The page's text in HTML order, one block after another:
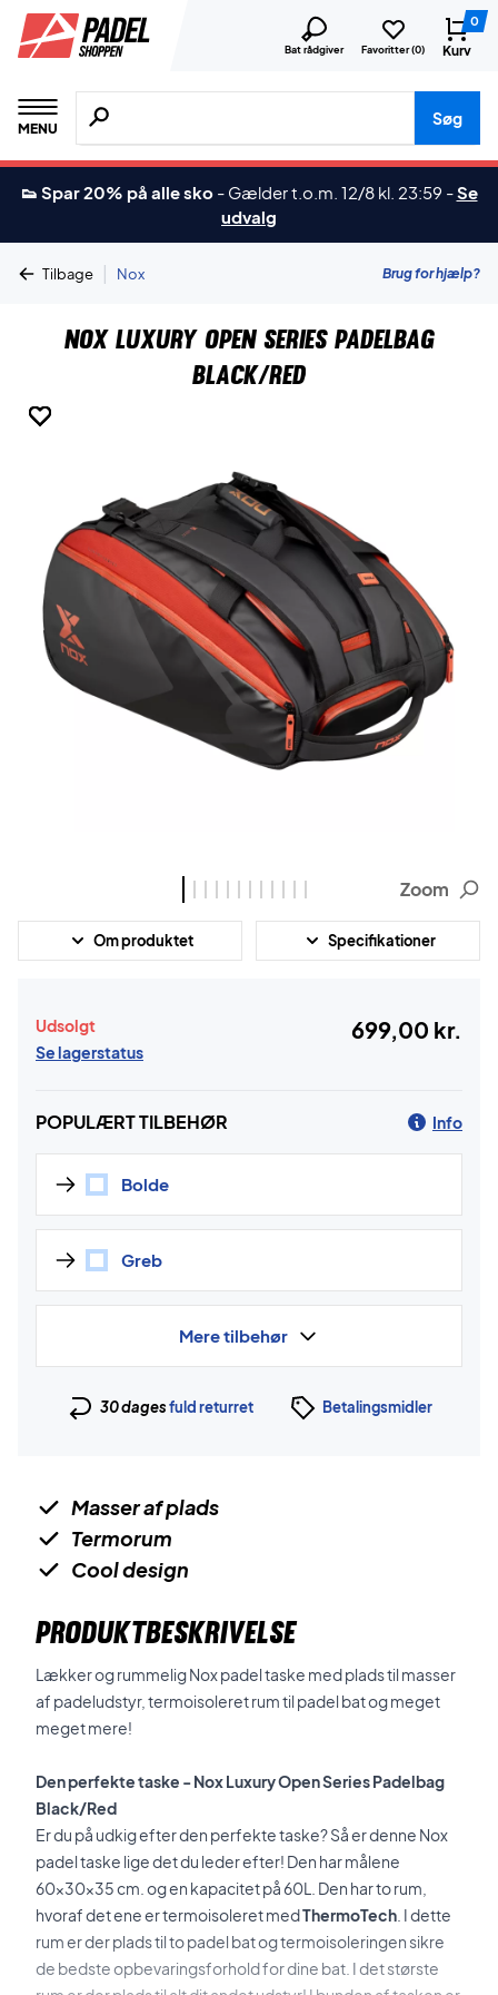
Bat rådgiver Favoritter (0)
0
Kurv
MENU
Søg efter produkter, mærker etc.
Søg
👟 Spar 20% på alle sko - Gælder t.o.m. 12/8 kl. 23:59 -Se
udvalg
Tilbage | Nox Brug for hjælp?
Nox Luxury Open Series Padelbag
Black/Red
Zoom
Om produktet Specifikationer
Udsolgt
Se lagerstatus
699,00 kr.
POPULÆRT TILBEHØR Info
Bolde
Greb
Mere tilbehør
30 dagesfuld returret Betalingsmidler
Masser af plads
Termorum
Cool design
PRODUKTBESKRIVELSE
Lækker og rummelig Nox padel taske med plads til masser
af padeludstyr, termoisoleret rum til padel bat og meget
meget mere!
Den perfekte taske - Nox Luxury Open Series Padelbag
Black/Red
Er du på udkig efter den perfekte taske? Så er denne Nox
padel taske lige det du leder efter! Den har målene
60x30x35 cm. og en kapacitet på 60L. Den har to rum,
hvoraf det ene er termoisoleret medThermoTech . I dette
rum er der plads til to padel bat og termoisoleringen sikre
de bedste opbevaringsforhold for dine bat. I det største